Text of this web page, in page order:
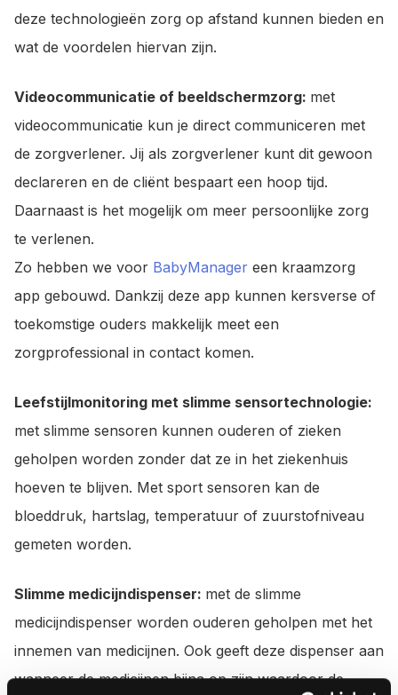
deze technologieën zorg op afstand kunnen bieden en
wat de voordelen hiervan zijn.
Videocommunicatie of beeldschermzorg: met
videocommunicatie kun je direct communiceren met
de zorgverlener. Jij als zorgverlener kunt dit gewoon
declareren en de cliënt bespaart een hoop tijd.
Daarnaast is het mogelijk om meer persoonlijke zorg
te verlenen.
Zo hebben we voor BabyManager een kraamzorg
app gebouwd. Dankzij deze app kunnen kersverse of
toekomstige ouders makkelijk meet een
zorgprofessional in contact komen.
Leefstijlmonitoring met slimme sensortechnologie:
met slimme sensoren kunnen ouderen of zieken
geholpen worden zonder dat ze in het ziekenhuis
hoeven te blijven. Met sport sensoren kan de
bloeddruk, hartslag, temperatuur of zuurstofniveau
gemeten worden.
Slimme medicijndispenser: met de slimme
medicijndispenser worden ouderen geholpen met het
innemen van medicijnen. Ook geeft deze dispenser aan
wanneer de medicijnen bijna op zijn waardoor de